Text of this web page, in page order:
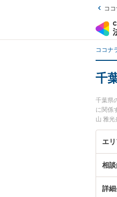
コ
ココナ
千
千葉県
に関係
山 雅
い』『
お困
エ
相
詳